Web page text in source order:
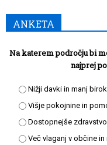
ANKETA
Na katerem področju bi
najprej
Nižji davki in manj
Višje pokojnine in
Dostopnejše zdravstvo
Več vlaganj v občine